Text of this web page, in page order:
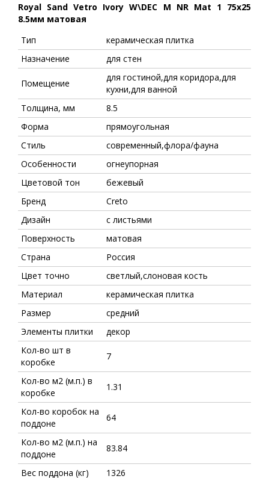
Royal Sand Vetro Ivory W\DEC M NR Mat 1 75x25
8.5мм матовая
Тип
керамическая плитка
Назначение
для стен
Помещение
для гостиной,для коридора,для
кухни,для ванной
Толщина, мм
8.5
Форма
прямоугольная
Стиль
современный,флора/фауна
Особенности
огнеупорная
Цветовой тон
бежевый
Бренд
Creto
Дизайн
с листьями
Поверхность
матовая
Страна
Россия
Цвет точно
светлый,слоновая кость
Материал
керамическая плитка
Размер
средний
Элементы плитки
декор
Кол-во шт в
коробке
7
Кол-во м2 (м.п.) в
коробке
1.31
Кол-во коробок на
поддоне
64
Кол-во м2 (м.п.) на
поддоне
83.84
Вес поддона (кг) 1326